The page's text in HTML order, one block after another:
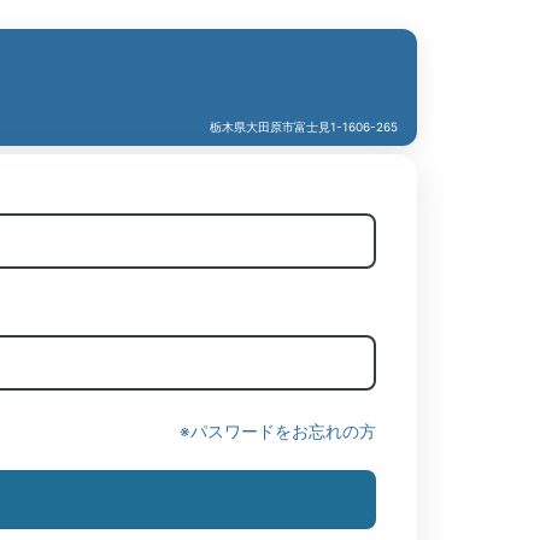
栃木県大田原市富士見1-1606-265
※パスワードをお忘れの方